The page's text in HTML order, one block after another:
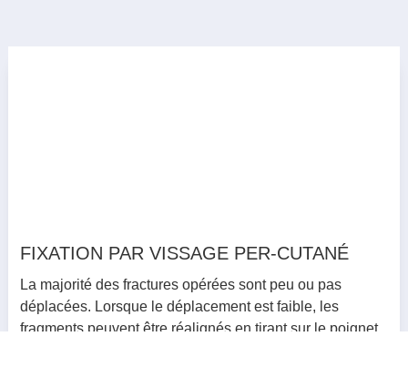
FIXATION PAR VISSAGE PER-CUTANÉ
La majorité des fractures opérées sont peu ou pas
déplacées. Lorsque le déplacement est faible, les
fragments peuvent être réalignés en tirant sur le poignet